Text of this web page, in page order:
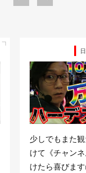
少しでもまた
けて《チャン
けたら喜びま